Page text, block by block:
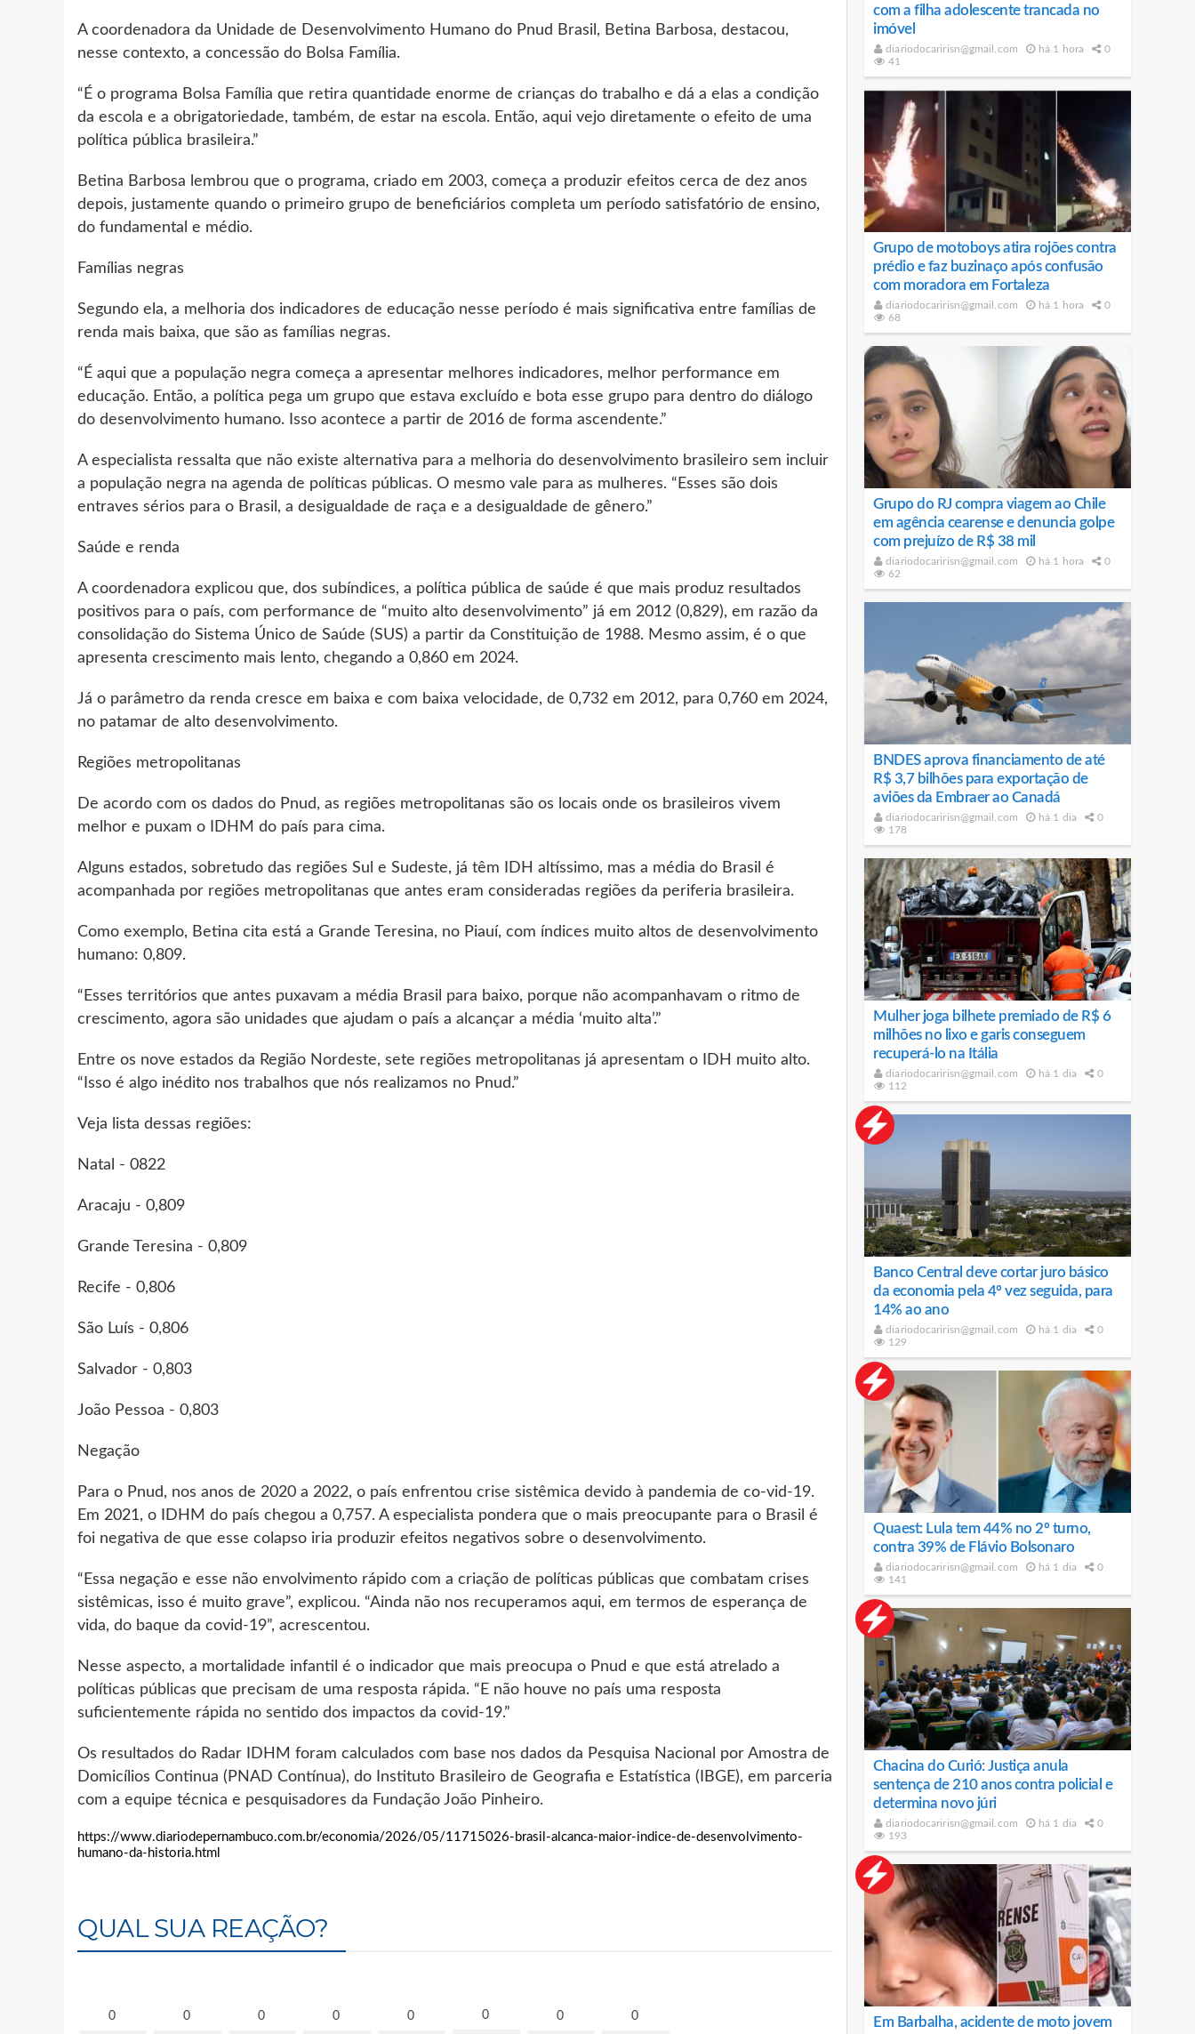
A coordenadora da Unidade de Desenvolvimento Humano do Pnud Brasil, Betina Barbosa, destacou,
nesse contexto, a concessão do Bolsa Família.
“É o programa Bolsa Família que retira quantidade enorme de crianças do trabalho e dá a elas a condição
da escola e a obrigatoriedade, também, de estar na escola. Então, aqui vejo diretamente o efeito de uma
política pública brasileira.”
Betina Barbosa lembrou que o programa, criado em 2003, começa a produzir efeitos cerca de dez anos
depois, justamente quando o primeiro grupo de beneficiários completa um período satisfatório de ensino,
do fundamental e médio.
Famílias negras
Segundo ela, a melhoria dos indicadores de educação nesse período é mais significativa entre famílias de
renda mais baixa, que são as famílias negras.
“É aqui que a população negra começa a apresentar melhores indicadores, melhor performance em
educação. Então, a política pega um grupo que estava excluído e bota esse grupo para dentro do diálogo
do desenvolvimento humano. Isso acontece a partir de 2016 de forma ascendente.”
A especialista ressalta que não existe alternativa para a melhoria do desenvolvimento brasileiro sem incluir
a população negra na agenda de políticas públicas. O mesmo vale para as mulheres. “Esses são dois
entraves sérios para o Brasil, a desigualdade de raça e a desigualdade de gênero.”
Saúde e renda
A coordenadora explicou que, dos subíndices, a política pública de saúde é que mais produz resultados
positivos para o país, com performance de “muito alto desenvolvimento” já em 2012 (0,829), em razão da
consolidação do Sistema Único de Saúde (SUS) a partir da Constituição de 1988. Mesmo assim, é o que
apresenta crescimento mais lento, chegando a 0,860 em 2024.
Já o parâmetro da renda cresce em baixa e com baixa velocidade, de 0,732 em 2012, para 0,760 em 2024,
no patamar de alto desenvolvimento.
Regiões metropolitanas
De acordo com os dados do Pnud, as regiões metropolitanas são os locais onde os brasileiros vivem
melhor e puxam o IDHM do país para cima.
Alguns estados, sobretudo das regiões Sul e Sudeste, já têm IDH altíssimo, mas a média do Brasil é
acompanhada por regiões metropolitanas que antes eram consideradas regiões da periferia brasileira.
Como exemplo, Betina cita está a Grande Teresina, no Piauí, com índices muito altos de desenvolvimento
humano: 0,809.
“Esses territórios que antes puxavam a média Brasil para baixo, porque não acompanhavam o ritmo de
crescimento, agora são unidades que ajudam o país a alcançar a média ‘muito alta’.”
Entre os nove estados da Região Nordeste, sete regiões metropolitanas já apresentam o IDH muito alto.
“Isso é algo inédito nos trabalhos que nós realizamos no Pnud.”
Veja lista dessas regiões:
Natal - 0822
Aracaju - 0,809
Grande Teresina - 0,809
Recife - 0,806
São Luís - 0,806
Salvador - 0,803
João Pessoa - 0,803
Negação
Para o Pnud, nos anos de 2020 a 2022, o país enfrentou crise sistêmica devido à pandemia de co-vid-19.
Em 2021, o IDHM do país chegou a 0,757. A especialista pondera que o mais preocupante para o Brasil é
foi negativa de que esse colapso iria produzir efeitos negativos sobre o desenvolvimento.
“Essa negação e esse não envolvimento rápido com a criação de políticas públicas que combatam crises
sistêmicas, isso é muito grave”, explicou. “Ainda não nos recuperamos aqui, em termos de esperança de
vida, do baque da covid-19”, acrescentou.
Nesse aspecto, a mortalidade infantil é o indicador que mais preocupa o Pnud e que está atrelado a
políticas públicas que precisam de uma resposta rápida. “E não houve no país uma resposta
suficientemente rápida no sentido dos impactos da covid-19.”
Os resultados do Radar IDHM foram calculados com base nos dados da Pesquisa Nacional por Amostra de
Domicílios Continua (PNAD Contínua), do Instituto Brasileiro de Geografia e Estatística (IBGE), em parceria
com a equipe técnica e pesquisadores da Fundação João Pinheiro.
https://www.diariodepernambuco.com.br/economia/2026/05/11715026-brasil-alcanca-maior-indice-de-desenvolvimento-
humano-da-historia.html
QUAL SUA REAÇÃO?
0 0 0 0 0 0 0 0
com a filha adolescente trancada no
imóvel
diariodocaririsn@gmail.com há 1 hora
0
41
Grupo de motoboys atira rojões contra
prédio e faz buzinaço após confusão
com moradora em Fortaleza
diariodocaririsn@gmail.com há 1 hora
0
68
Grupo do RJ compra viagem ao Chile
em agência cearense e denuncia golpe
com prejuízo de R$ 38 mil
diariodocaririsn@gmail.com há 1 hora
0
62
BNDES aprova financiamento de até
R$ 3,7 bilhões para exportação de
aviões da Embraer ao Canadá
diariodocaririsn@gmail.com há 1 dia
0
178
Mulher joga bilhete premiado de R$ 6
milhões no lixo e garis conseguem
recuperá-lo na Itália
diariodocaririsn@gmail.com há 1 dia
0
112
Banco Central deve cortar juro básico
da economia pela 4º vez seguida, para
14% ao ano
diariodocaririsn@gmail.com há 1 dia
0
129
Quaest: Lula tem 44% no 2º turno,
contra 39% de Flávio Bolsonaro
diariodocaririsn@gmail.com há 1 dia
0
141
Chacina do Curió: Justiça anula
sentença de 210 anos contra policial e
determina novo júri
diariodocaririsn@gmail.com há 1 dia
0
193
Em Barbalha, acidente de moto jovem